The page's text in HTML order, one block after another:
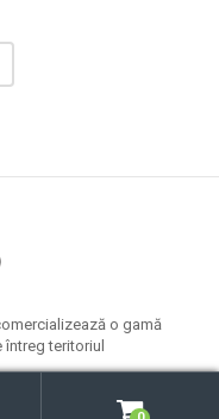
o gamă
întreg teritoriul